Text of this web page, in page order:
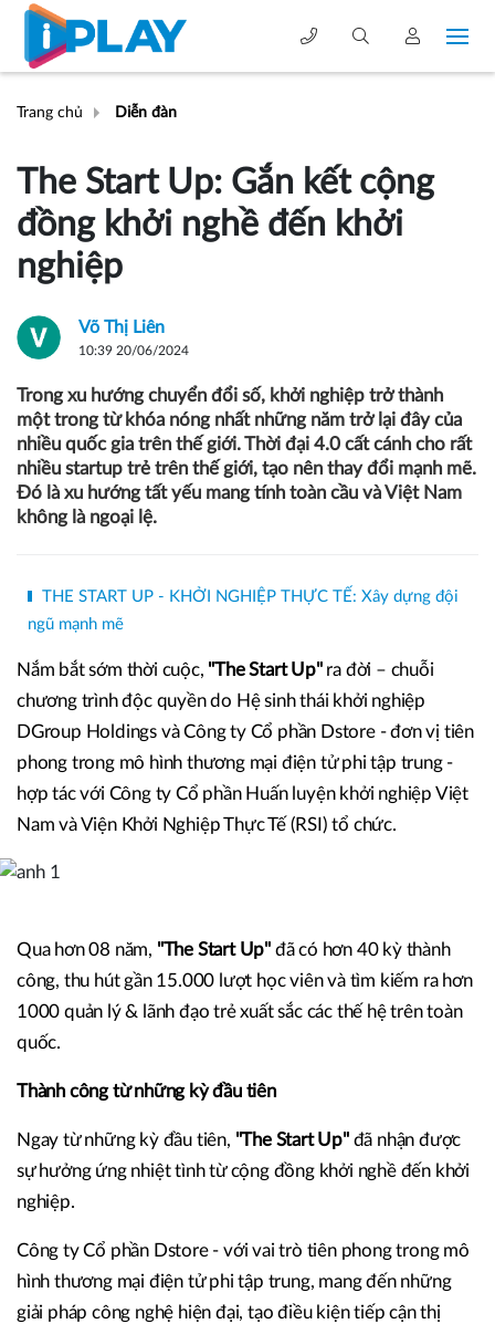
Trang chủ Diễn đàn
The Start Up: Gắn kết cộng
đồng khởi nghề đến khởi
nghiệp
Võ Thị Liên
10:39 20/06/2024
Trong xu hướng chuyển đổi số, khởi nghiệp trở thành
một trong từ khóa nóng nhất những năm trở lại đây của
nhiều quốc gia trên thế giới. Thời đại 4.0 cất cánh cho rất
nhiều startup trẻ trên thế giới, tạo nên thay đổi mạnh mẽ.
Đó là xu hướng tất yếu mang tính toàn cầu và Việt Nam
không là ngoại lệ.
THE START UP - KHỞI NGHIỆP THỰC TẾ: Xây dựng đội
ngũ mạnh mẽ
Nắm bắt sớm thời cuộc, "The Start Up"ra đời – chuỗi
chương trình độc quyền do Hệ sinh thái khởi nghiệp
DGroup Holdings và Công ty Cổ phần Dstore - đơn vị tiên
phong trong mô hình thương mại điện tử phi tập trung -
hợp tác với Công ty Cổ phần Huấn luyện khởi nghiệp Việt
Nam và Viện Khởi Nghiệp Thực Tế (RSI) tổ chức.
Qua hơn 08 năm, "The Start Up" đã có hơn 40 kỳ thành
công, thu hút gần 15.000 lượt học viên và tìm kiếm ra hơn
1000 quản lý & lãnh đạo trẻ xuất sắc các thế hệ trên toàn
quốc.
Thành công từ những kỳ đầu tiên
Ngay từ những kỳ đầu tiên, "The Start Up"đã nhận được
sự hưởng ứng nhiệt tình từ cộng đồng khởi nghề đến khởi
nghiệp.
Công ty Cổ phần Dstore - với vai trò tiên phong trong mô
hình thương mại điện tử phi tập trung, mang đến những
giải pháp công nghệ hiện đại, tạo điều kiện tiếp cận thị